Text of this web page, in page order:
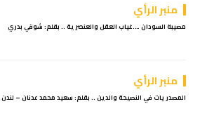
منبر الرأي
مصيبة السودان ….غياب العقل والعنصرية .. بقلم: شوقي بدري
منبر الرأي
المصدريات في النصيحة والدين .. بقلم: سعيد محمد عدنان – لندن